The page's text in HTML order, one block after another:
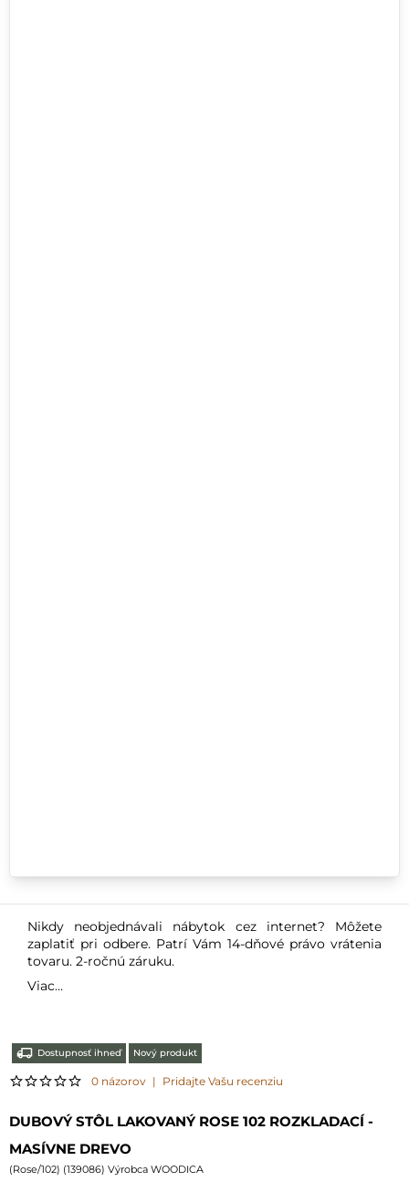
Nikdy neobjednávali nábytok cez internet? Môžete
zaplatiť pri odbere. Patrí Vám 14-dňové právo vrátenia
tovaru. 2-ročnú záruku.
Viac...
Dostupnosť ihneď Nový produkt
0 názorov | Pridajte Vašu recenziu
DUBOVÝ STÔL LAKOVANÝ ROSE 102 ROZKLADACÍ -
MASÍVNE DREVO
(Rose/102) (139086) Výrobca WOODICA